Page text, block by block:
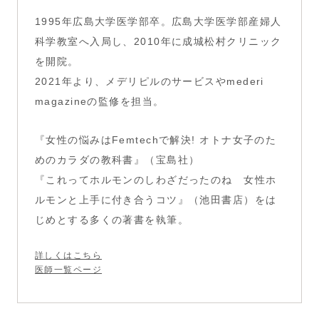
1995年広島大学医学部卒。広島大学医学部産婦人
科学教室へ入局し、2010年に成城松村クリニック
を開院。
2021年より、メデリピルのサービスやmederi
magazineの監修を担当。
『女性の悩みはFemtechで解決! オトナ女子のた
めのカラダの教科書』（宝島社）
『これってホルモンのしわざだったのね 女性ホ
ルモンと上手に付き合うコツ』（池田書店）をは
じめとする多くの著書を執筆。
詳しくはこちら
医師一覧ページ